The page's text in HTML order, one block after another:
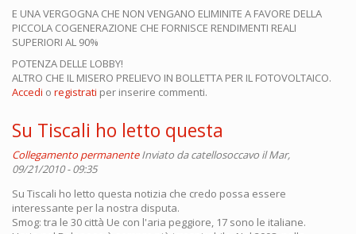
E UNA VERGOGNA CHE NON VENGANO ELIMINITE A FAVORE DELLA
PICCOLA COGENERAZIONE CHE FORNISCE RENDIMENTI REALI
SUPERIORI AL 90%
POTENZA DELLE LOBBY!
ALTRO CHE IL MISERO PRELIEVO IN BOLLETTA PER IL FOTOVOLTAICO.
Accedi o registrati per inserire commenti.
Su Tiscali ho letto questa
Collegamento permanente Inviato dacatellosoccavo il Mar,
09/21/2010 - 09:35
Su Tiscali ho letto questa notizia che credo possa essere
interessante per la nostra disputa.
Smog: tra le 30 città Ue con l'aria peggiore, 17 sono le italiane.